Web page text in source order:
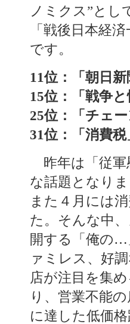
ノミクス”とし
「戦後日本経
です。
11位：「朝日新
15位：「戦争
25位：「チェ
31位：「消費税
昨年は「従軍
な話題となり
また４月には
た。そんな中
開する「俺の…
ァミレス、好
店が注目を集
り、営業不能
に達した低価